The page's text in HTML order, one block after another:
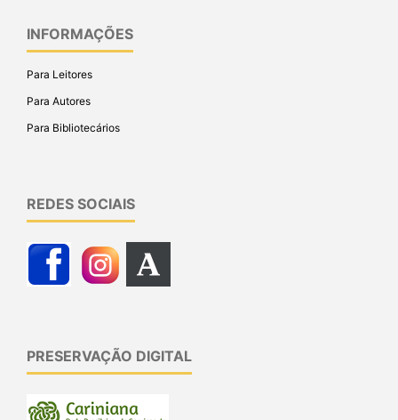
INFORMAÇÕES
Para Leitores
Para Autores
Para Bibliotecários
REDES SOCIAIS
PRESERVAÇÃO DIGITAL